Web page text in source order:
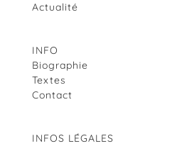
Actualité
INFO
Biographie
Textes
Contact
INFOS LÉGALES